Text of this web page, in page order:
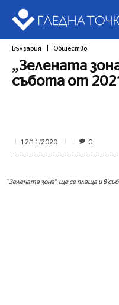
България Общество
„Зелената
събота от
12/11/2020 0
"Зелената зона" ще се плаща и в